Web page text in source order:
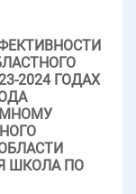
2024 ГОДАХ
ШКОЛА ПО